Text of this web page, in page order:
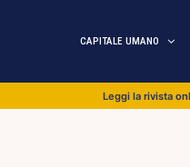
CAPITALE UMANO
Leggi la rivista